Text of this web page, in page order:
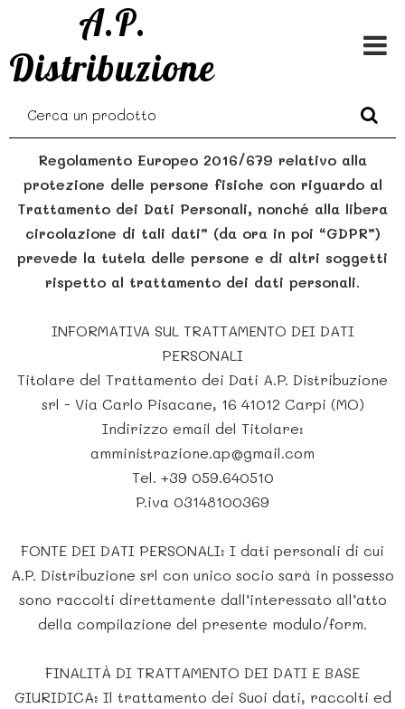
A.P.
Distribuzione
Regolamento Europeo 2016/679 relativo alla
protezione delle persone fisiche con riguardo al
Trattamento dei Dati Personali, nonché alla libera
circolazione di tali dati” (da ora in poi “GDPR”)
prevede la tutela delle persone e di altri soggetti
rispetto al trattamento dei dati personali.
INFORMATIVA SUL TRATTAMENTO DEI DATI
PERSONALI
Titolare del Trattamento dei Dati A.P. Distribuzione
srl - Via Carlo Pisacane, 16 41012 Carpi (MO)
Indirizzo email del Titolare:
amministrazione.ap@gmail.com
Tel. +39 059.640510
P.iva 03148100369
FONTE DEI DATI PERSONALI: I dati personali di cui
A.P. Distribuzione srl con unico socio sarà in possesso
sono raccolti direttamente dall’interessato all’atto
della compilazione del presente modulo/form.
FINALITÀ DI TRATTAMENTO DEI DATI E BASE
GIURIDICA: Il trattamento dei Suoi dati, raccolti ed